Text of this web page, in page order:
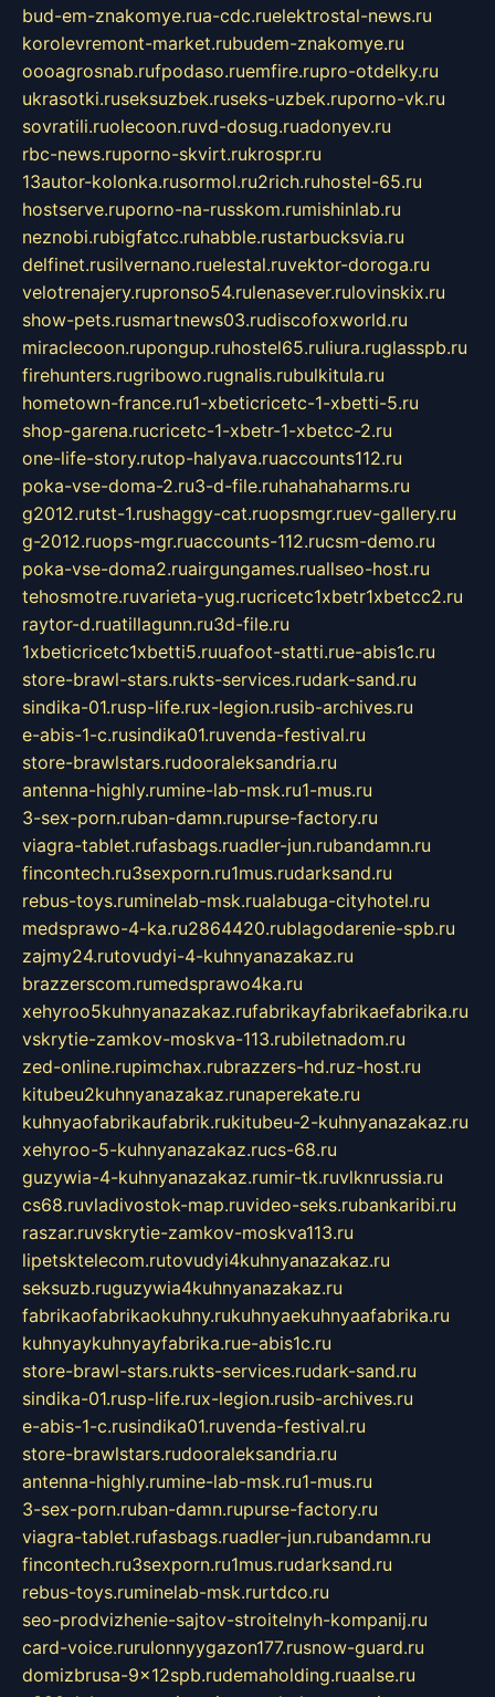
bud-em-znakomye.rua-cdc.ruelektrostal-news.ru
korolevremont-market.rubudem-znakomye.ru
oooagrosnab.rufpodaso.ruemfire.rupro-otdelky.ru
ukrasotki.ruseksuzbek.ruseks-uzbek.ruporno-vk.ru
sovratili.ruolecoon.ruvd-dosug.ruadonyev.ru
rbc-news.ruporno-skvirt.rukrospr.ru
13autor-kolonka.rusormol.ru2rich.ruhostel-65.ru
hostserve.ruporno-na-russkom.rumishinlab.ru
neznobi.rubigfatcc.ruhabble.rustarbucksvia.ru
delfinet.rusilvernano.ruelestal.ruvektor-doroga.ru
velotrenajery.rupronso54.rulenasever.rulovinskix.ru
show-pets.rusmartnews03.rudiscofoxworld.ru
miraclecoon.rupongup.ruhostel65.ruliura.ruglasspb.ru
firehunters.rugribowo.rugnalis.rubulkitula.ru
hometown-france.ru1-xbeticricetc-1-xbetti-5.ru
shop-garena.rucricetc-1-xbetr-1-xbetcc-2.ru
one-life-story.rutop-halyava.ruaccounts112.ru
poka-vse-doma-2.ru3-d-file.ruhahahaharms.ru
g2012.rutst-1.rushaggy-cat.ruopsmgr.ruev-gallery.ru
g-2012.ruops-mgr.ruaccounts-112.rucsm-demo.ru
poka-vse-doma2.ruairgungames.ruallseo-host.ru
tehosmotre.ruvarieta-yug.rucricetc1xbetr1xbetcc2.ru
raytor-d.ruatillagunn.ru3d-file.ru
1xbeticricetc1xbetti5.ruuafoot-statti.rue-abis1c.ru
store-brawl-stars.rukts-services.rudark-sand.ru
sindika-01.rusp-life.rux-legion.rusib-archives.ru
e-abis-1-c.rusindika01.ruvenda-festival.ru
store-brawlstars.rudooraleksandria.ru
antenna-highly.rumine-lab-msk.ru1-mus.ru
3-sex-porn.ruban-damn.rupurse-factory.ru
viagra-tablet.rufasbags.ruadler-jun.rubandamn.ru
fincontech.ru3sexporn.ru1mus.rudarksand.ru
rebus-toys.ruminelab-msk.rualabuga-cityhotel.ru
medsprawo-4-ka.ru2864420.rublagodarenie-spb.ru
zajmy24.rutovudyi-4-kuhnyanazakaz.ru
brazzerscom.rumedsprawo4ka.ru
xehyroo5kuhnyanazakaz.rufabrikayfabrikaefabrika.ru
vskrytie-zamkov-moskva-113.rubiletnadom.ru
zed-online.rupimchax.rubrazzers-hd.ruz-host.ru
kitubeu2kuhnyanazakaz.runaperekate.ru
kuhnyaofabrikaufabrik.rukitubeu-2-kuhnyanazakaz.ru
xehyroo-5-kuhnyanazakaz.rucs-68.ru
guzywia-4-kuhnyanazakaz.rumir-tk.ruvlknrussia.ru
cs68.ruvladivostok-map.ruvideo-seks.rubankaribi.ru
raszar.ruvskrytie-zamkov-moskva113.ru
lipetsktelecom.rutovudyi4kuhnyanazakaz.ru
seksuzb.ruguzywia4kuhnyanazakaz.ru
fabrikaofabrikaokuhny.rukuhnyaekuhnyaafabrika.ru
kuhnyaykuhnyayfabrika.rue-abis1c.ru
store-brawl-stars.rukts-services.rudark-sand.ru
sindika-01.rusp-life.rux-legion.rusib-archives.ru
e-abis-1-c.rusindika01.ruvenda-festival.ru
store-brawlstars.rudooraleksandria.ru
antenna-highly.rumine-lab-msk.ru1-mus.ru
3-sex-porn.ruban-damn.rupurse-factory.ru
viagra-tablet.rufasbags.ruadler-jun.rubandamn.ru
fincontech.ru3sexporn.ru1mus.rudarksand.ru
rebus-toys.ruminelab-msk.rurtdco.ru
seo-prodvizhenie-sajtov-stroitelnyh-kompanij.ru
card-voice.rurulonnyygazon177.rusnow-guard.ru
domizbrusa-9x12spb.rudemaholding.ruaalse.ru